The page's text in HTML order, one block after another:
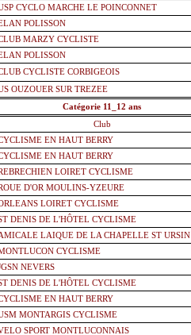
CYCLO MARCHE LE POINCONNET
POLISSON
MARZY CYCLISTE
POLISSON
CYCLISTE CORBIGEOIS
OUZOUER SUR TREZEE
Catégorie 11_12 ans
Club
EN HAUT BERRY
EN HAUT BERRY
LOIRET CYCLISME
D'OR MOULINS-YZEURE
LOIRET CYCLISME
DENIS DE L'HÔTEL CYCLISME
LAIQUE DE LA CHAPELLE ST URSIN
CYCLISME
NEVERS
DENIS DE L'HÔTEL CYCLISME
EN HAUT BERRY
MONTARGIS CYCLISME
SPORT MONTLUCONNAIS